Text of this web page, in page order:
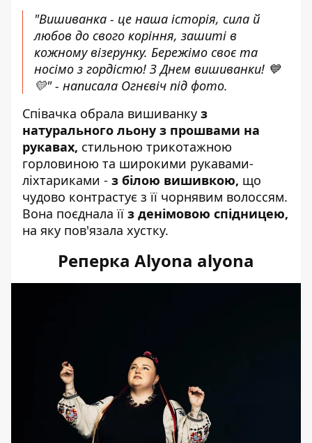
"Вишиванка - це наша історія, сила й
любов до свого коріння, зашиті в
кожному візерунку. Бережімо своє та
носімо з гордістю! З Днем вишиванки! 💙
💛" - написала Огнєвіч під фото.
Співачка обрала вишиванку з
натурального льону з прошвами на
рукавах, стильною трикотажною
горловиною та широкими рукавами-
ліхтариками - з білою вишивкою, що
чудово контрастує з її чорнявим волоссям.
Вона поєднала її з денімовою спідницею,
на яку пов'язала хустку.
Реперка Alyona alyona